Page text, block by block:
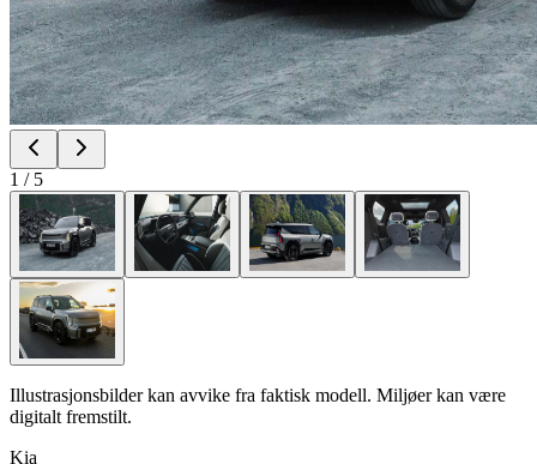
1 / 5
Illustrasjonsbilder kan avvike fra faktisk modell. Miljøer kan være
digitalt fremstilt.
Kia